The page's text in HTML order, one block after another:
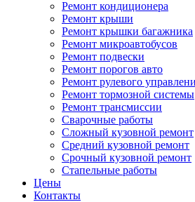
Ремонт кондиционера
Ремонт крыши
Ремонт крышки багажника
Ремонт микроавтобусов
Ремонт подвески
Ремонт порогов авто
Ремонт рулевого
Ремонт тормозной системы
Ремонт трансмиссии
Сварочные работы
Сложный кузовной ремонт
Средний кузовной ремонт
Срочный кузовной ремонт
Стапельные работы
Цены
Контакты